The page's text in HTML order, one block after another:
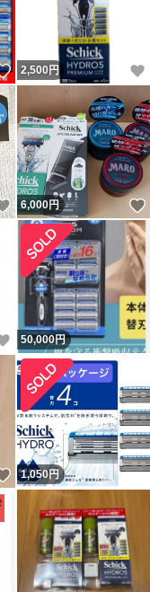
いいね！
2,500 円
いいね！
6,000円
いいね！
50,000円
いいね！
1,050円